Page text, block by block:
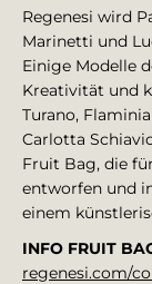
Regenesi wird
Marinetti und
Einige Modelle
Kreativität und
Turano,
Carlotta
Fruit Bag, die
entworfen und
einem
INFO FRUIT
regenesi.com/